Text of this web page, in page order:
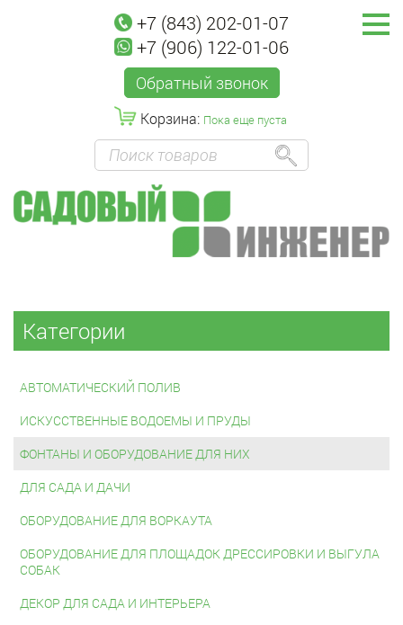
+7 (843) 202-01-07
+7 (906) 122-01-06
Обратный звонок
Корзина: Пока еще пуста
Категории
АВТОМАТИЧЕСКИЙ ПОЛИВ
ИСКУССТВЕННЫЕ ВОДОЕМЫ И ПРУДЫ
ФОНТАНЫ И ОБОРУДОВАНИЕ ДЛЯ НИХ
ДЛЯ САДА И ДАЧИ
ОБОРУДОВАНИЕ ДЛЯ ВОРКАУТА
ОБОРУДОВАНИЕ ДЛЯ ПЛОЩАДОК ДРЕССИРОВКИ И ВЫГУЛА
СОБАК
ДЕКОР ДЛЯ САДА И ИНТЕРЬЕРА